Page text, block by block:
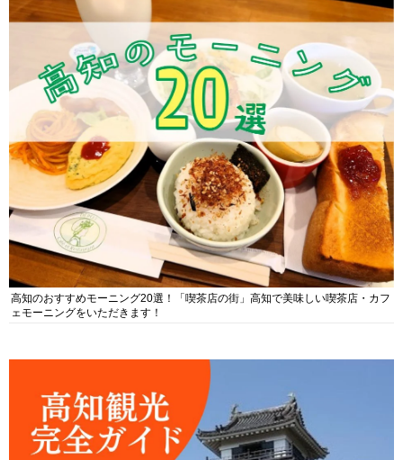
高知のおすすめモーニング20選！「喫茶店の街」高知で美味しい喫茶店・カフ
ェモーニングをいただきます！